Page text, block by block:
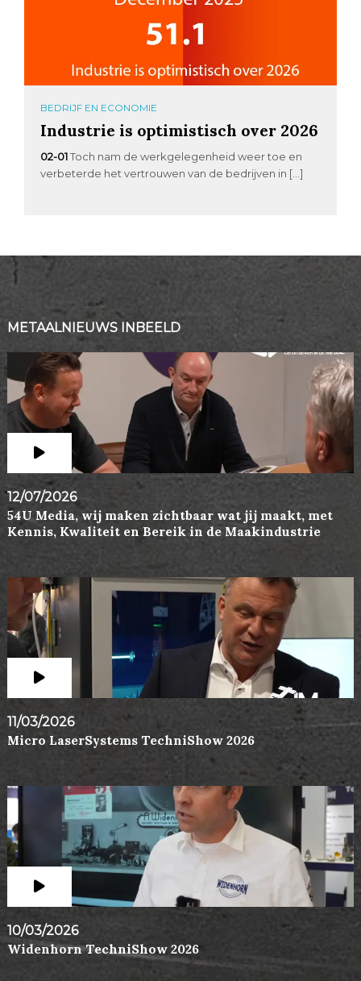
BEDRIJF EN ECONOMIE
Industrie is optimistisch over 2026
02-01 Toch nam de werkgelegenheid weer toe en
verbeterde het vertrouwen van de bedrijven in […]
METAALNIEUWS INBEELD
12/07/2026
54U Media, wij maken zichtbaar wat jij maakt, met
Kennis, Kwaliteit en Bereik in de Maakindustrie
11/03/2026
Micro LaserSystems TechniShow 2026
10/03/2026
Widenhorn TechniShow 2026